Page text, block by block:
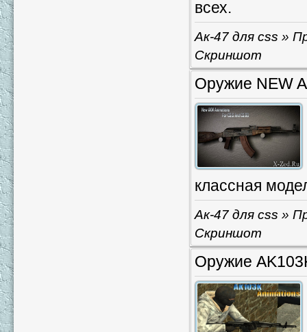
всех.
Ак-47 для css »
Скриншот
Оружие NEW
классная
Ак-47 для css »
Скриншот
Оружие